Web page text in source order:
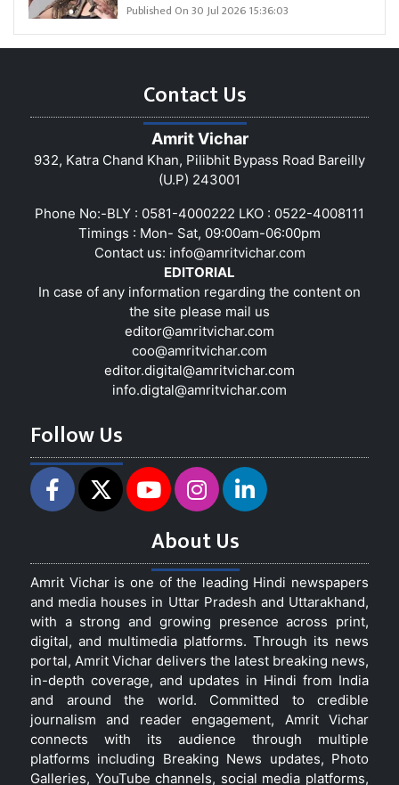
Published On 30 Jul 2026 15:36:03
Contact Us
Amrit Vichar
932, Katra Chand Khan, Pilibhit Bypass Road Bareilly
(U.P) 243001
Phone No:-BLY : 0581-4000222 LKO : 0522-4008111
Timings : Mon- Sat, 09:00am-06:00pm
Contact us: info@amritvichar.com
EDITORIAL
In case of any information regarding the content on
the site please mail us
editor@amritvichar.com
coo@amritvichar.com
editor.digital@amritvichar.com
info.digtal@amritvichar.com
Follow Us
About Us
Amrit Vichar is one of the leading Hindi newspapers
and media houses in Uttar Pradesh and Uttarakhand,
with a strong and growing presence across print,
digital, and multimedia platforms. Through its news
portal, Amrit Vichar delivers the latest breaking news,
in-depth coverage, and updates in Hindi from India
and around the world. Committed to credible
journalism and reader engagement, Amrit Vichar
connects with its audience through multiple
platforms including Breaking News updates, Photo
Galleries, YouTube channels, social media platforms,